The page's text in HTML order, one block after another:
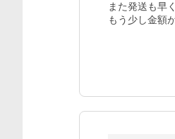
また発送も早
もう少し金額